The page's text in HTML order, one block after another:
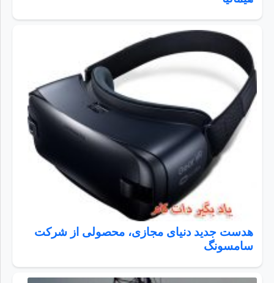
هدست جدید دنیای مجازی، محصولی از شرکت
سامسونگ